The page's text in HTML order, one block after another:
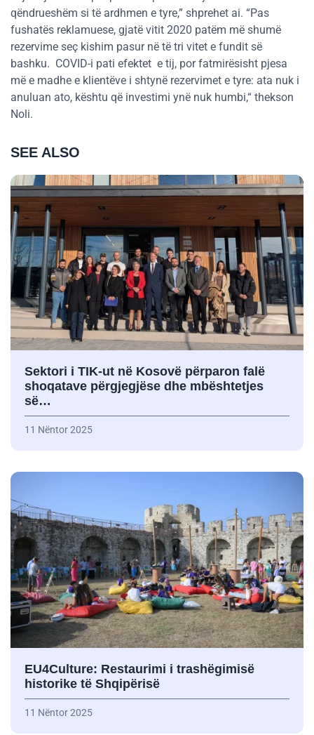
qëndrueshëm si të ardhmen e tyre,” shprehet ai. “Pas
fushatës reklamuese, gjatë vitit 2020 patëm më shumë
rezervime seç kishim pasur në të tri vitet e fundit së
bashku. COVID-i pati efektet e tij, por fatmirësisht pjesa
më e madhe e klientëve i shtynë rezervimet e tyre: ata nuk i
anuluan ato, kështu që investimi ynë nuk humbi,“ thekson
Noli.
SEE ALSO
Sektori i TIK-ut në Kosovë përparon falë
shoqatave përgjegjëse dhe mbështetjes
së…
11 Nëntor 2025
EU4Culture: Restaurimi i trashëgimisë
historike të Shqipërisë
11 Nëntor 2025